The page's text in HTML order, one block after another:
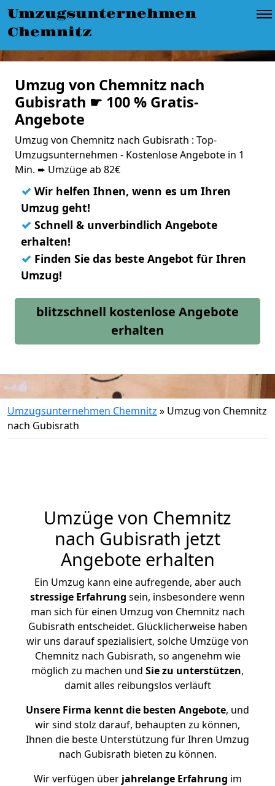
Umzugsunternehmen
Chemnitz
Umzug von Chemnitz nach
Gubisrath ☛ 100 % Gratis-
Angebote
Umzug von Chemnitz nach Gubisrath : Top-
Umzugsunternehmen - Kostenlose Angebote in 1
Min. ➨ Umzüge ab 82€
✓ Wir helfen Ihnen, wenn es um Ihren
Umzug geht!
✓ Schnell & unverbindlich Angebote
erhalten!
✓ Finden Sie das beste Angebot für Ihren
Umzug!
blitzschnell kostenlose Angebote
erhalten
Umzugsunternehmen Chemnitz » Umzug von Chemnitz
nach Gubisrath
Umzüge von Chemnitz
nach Gubisrath jetzt
Angebote erhalten
Ein Umzug kann eine aufregende, aber auch
stressige Erfahrung sein, insbesondere wenn
man sich für einen Umzug von Chemnitz nach
Gubisrath entscheidet. Glücklicherweise haben
wir uns darauf spezialisiert, solche Umzüge von
Chemnitz nach Gubisrath, so angenehm wie
möglich zu machen und Sie zu unterstützen,
damit alles reibungslos verläuft
Unsere Firma kennt die besten Angebote, und
wir sind stolz darauf, behaupten zu können,
Ihnen die beste Unterstützung für Ihren Umzug
nach Gubisrath bieten zu können.
Wir verfügen überjahrelange Erfahrung im